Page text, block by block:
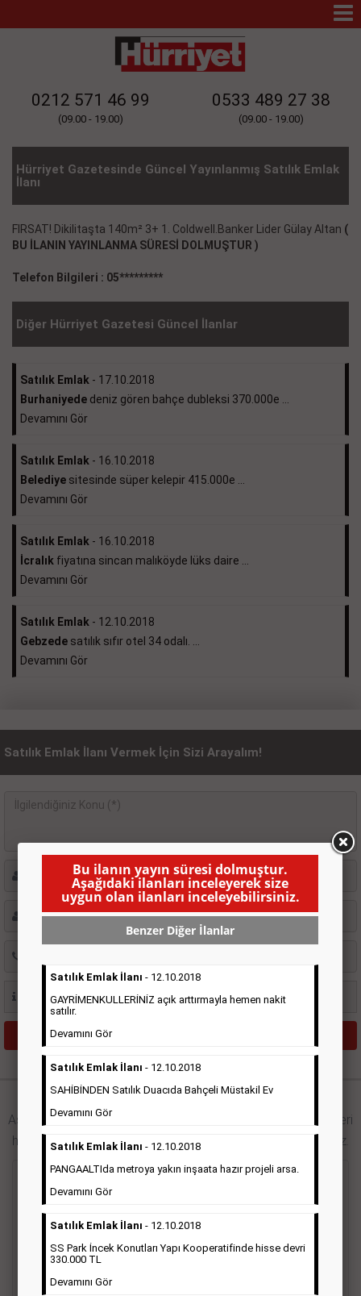
0212 571 46 99
(09.00 - 19.00)
0533 489 27 38
(09.00 - 19.00)
Hürriyet Gazetesinde Güncel Yayınlanmış Satılık Emlak
İlanı
FIRSAT! Dikilitaşta 140m² 3+ 1. Coldwell.Banker Lider Gülay Altan (
BU İLANIN YAYINLANMA SÜRESİ DOLMUŞTUR )
Telefon Bilgileri : 05*********
Diğer Hürriyet Gazetesi Güncel İlanlar
Satılık Emlak - 17.10.2018
Burhaniyede deniz gören bahçe dubleksi 370.000e ...
Devamını Gör
Satılık Emlak - 16.10.2018
Belediye sitesinde süper kelepir 415.000e ...
Devamını Gör
Satılık Emlak - 16.10.2018
İcralık fiyatına sincan malıköyde lüks daire ...
Devamını Gör
Satılık Emlak - 12.10.2018
Gebzede satılık sıfır otel 34 odalı. ...
Devamını Gör
Satılık Emlak İlanı Vermek İçin Sizi Arayalım!
Hürriyet Gazetesi İlan Türleri
Aşağıdaki bağlantıları takip ederek Hürriyet gazetesi ilan türleri
hakkında detaylara ulaşabilir, ilan örneklerini inceleyebilirsiniz.
Hürriyet gazetesi Seri ilanlar; emlak ilanı, eleman ilanı, zayi
ilanı, vasıta ilanı başlıkları altında toplanmaktadır. Hürriyet
gazetesi seri ilanlar, Türkiye baskısı, İstanbul baskısı, Ankara
bütün bölgelerde yayınlanabilmektedir.
Bu ilanın yayın süresi dolmuştur.
Aşağıdaki ilanları inceleyerek size
uygun olan ilanları inceleyebilirsiniz.
Benzer Diğer İlanlar
Satılık Emlak İlanı - 12.10.2018
GAYRİMENKULLERİNİZ açık arttırmayla hemen nakit
satılır.
Devamını Gör
Satılık Emlak İlanı - 12.10.2018
SAHİBİNDEN Satılık Duacıda Bahçeli Müstakil Ev
Devamını Gör
Satılık Emlak İlanı - 12.10.2018
PANGAALTIda metroya yakın inşaata hazır projeli arsa.
Devamını Gör
Satılık Emlak İlanı - 12.10.2018
SS Park İncek Konutları Yapı Kooperatifinde hisse devri
330.000 TL
Devamını Gör